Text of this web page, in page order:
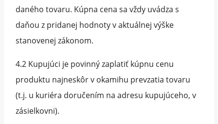
daného tovaru. Kúpna cena sa vždy uvádza s
daňou z pridanej hodnoty v aktuálnej výške
stanovenej zákonom.
4.2 Kupujúci je povinný zaplatiť kúpnu cenu
produktu najneskôr v okamihu prevzatia tovaru
(t.j. u kuriéra doručením na adresu kupujúceho, v
zásielkovni).